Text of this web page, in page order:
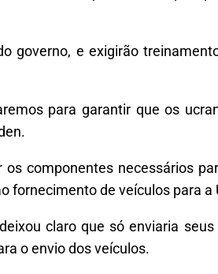
governo, e exigirão
para garantir que os
componentes necessários
fornecimento de veículos para a
claro que só enviaria
o envio dos veículos.